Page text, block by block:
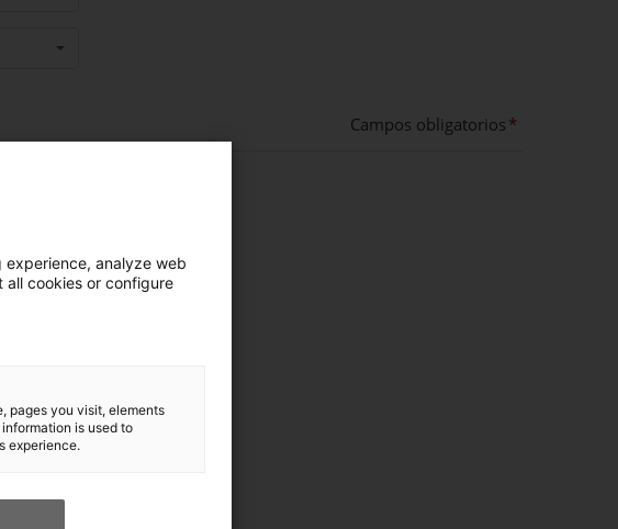
Campos obligatorios
analyze web
cookies or configure
pages you visit, elements
is used to
experience.